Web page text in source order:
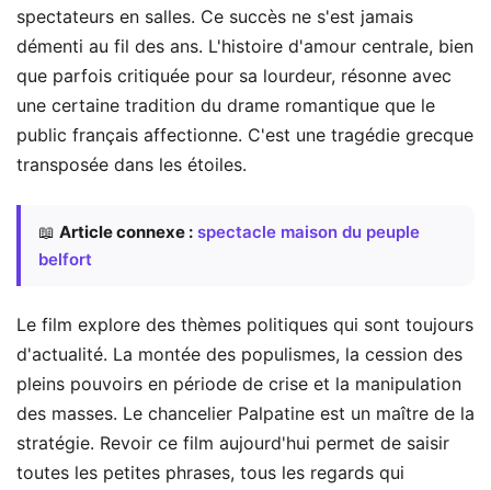
spectateurs en salles. Ce succès ne s'est jamais
démenti au fil des ans. L'histoire d'amour centrale, bien
que parfois critiquée pour sa lourdeur, résonne avec
une certaine tradition du drame romantique que le
public français affectionne. C'est une tragédie grecque
transposée dans les étoiles.
📖 Article connexe : spectacle maison du peuple
belfort
Le film explore des thèmes politiques qui sont toujours
d'actualité. La montée des populismes, la cession des
pleins pouvoirs en période de crise et la manipulation
des masses. Le chancelier Palpatine est un maître de la
stratégie. Revoir ce film aujourd'hui permet de saisir
toutes les petites phrases, tous les regards qui